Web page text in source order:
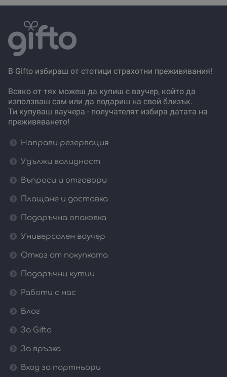
В Gifto избираш от стотици страхотни преживявания!
Всяко от тях можеш да купиш с ваучер, който да
използваш сам или да подариш на свой близък.
Ти купуваш ваучера - получателят избира датата на
преживяването!
Направи резервация
Удължи валидност
Въпроси и отговори
Плащане и доставка
Подаръчна опаковка
Универсален ваучер
Отказ от покупката
Подаръчни кутии
Работи с нас
Блог
За Gifto
За връзка
Вход за партньори